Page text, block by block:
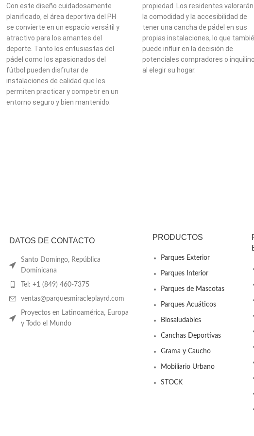
Con este diseño cuidadosamente
planificado, el área deportiva del PH
se convierte en un espacio versátil y
atractivo para los amantes del
deporte. Tanto los entusiastas del
pádel como los apasionados del
fútbol pueden disfrutar de
instalaciones de calidad que les
permiten practicar y competir en un
entorno seguro y bien mantenido.
propiedad. Los residentes valorarán
la comodidad y la accesibilidad de
tener una cancha de pádel en sus
propias instalaciones, lo que
puede influir en la decisión de
potenciales compradores o
al elegir su hogar.
DATOS DE CONTACTO
Santo Domingo, República
Dominicana
Tel: +1 (849) 460-7375
ventas@parquesmiracleplayrd.com
Proyectos en Latinoamérica, Europa
y Todo el Mundo
PRODUCTOS
Parques Exterior
Parques Interior
Parques de Mascotas
Parques Acuáticos
Biosaludables
Canchas Deportivas
Grama y Caucho
Mobiliario Urbano
STOCK